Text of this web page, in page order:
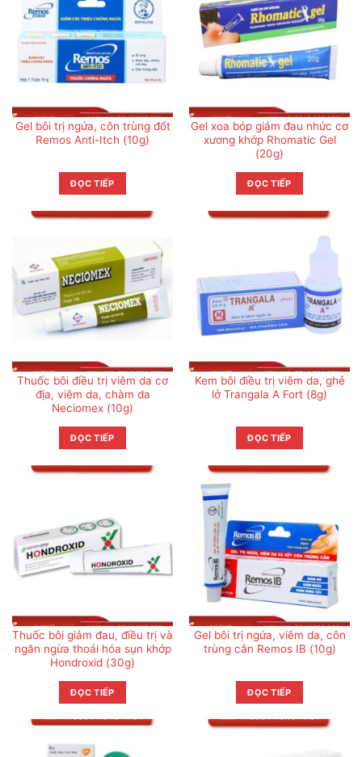
Gel bôi trị ngứa, côn trùng đốt
Remos Anti-Itch (10g)
ĐỌC TIẾP
Gel xoa bóp giảm đau nhức cơ
xương khớp Rhomatic Gel
(20g)
ĐỌC TIẾP
Thuốc bôi điều trị viêm da cơ
địa, viêm da, chàm da
Neciomex (10g)
ĐỌC TIẾP
Kem bôi điều trị viêm da, ghẻ
lở Trangala A Fort (8g)
ĐỌC TIẾP
Thuốc bôi giảm đau, điều trị và
ngăn ngừa thoái hóa sụn khớp
Hondroxid (30g)
ĐỌC TIẾP
Gel bôi trị ngứa, viêm da, côn
trùng cắn Remos IB (10g)
ĐỌC TIẾP